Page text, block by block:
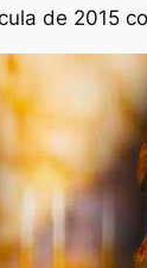
de 2015